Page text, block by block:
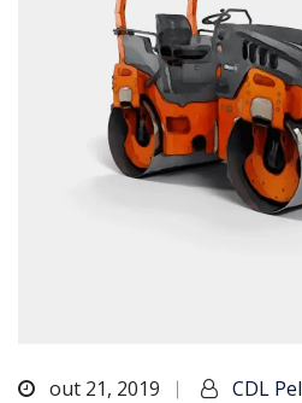
out 21, 2019
CDL